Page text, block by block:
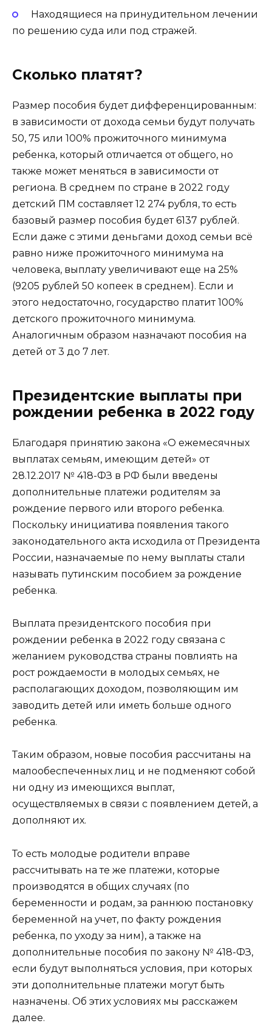
Находящиеся на принудительном лечении
по решению суда или под стражей.
Сколько платят?
Размер пособия будет дифференцированным:
в зависимости от дохода семьи будут получать
50, 75 или 100% прожиточного минимума
ребенка, который отличается от общего, но
также может меняться в зависимости от
региона. В среднем по стране в 2022 году
детский ПМ составляет 12 274 рубля, то есть
базовый размер пособия будет 6137 рублей.
Если даже с этими деньгами доход семьи всё
равно ниже прожиточного минимума на
человека, выплату увеличивают еще на 25%
(9205 рублей 50 копеек в среднем). Если и
этого недостаточно, государство платит 100%
детского прожиточного минимума.
Аналогичным образом назначают пособия на
детей от 3 до 7 лет.
Президентские выплаты при
рождении ребенка в 2022 году
Благодаря принятию закона «О ежемесячных
выплатах семьям, имеющим детей» от
28.12.2017 № 418-ФЗ в РФ были введены
дополнительные платежи родителям за
рождение первого или второго ребенка.
Поскольку инициатива появления такого
законодательного акта исходила от Президента
России, назначаемые по нему выплаты стали
называть путинским пособием за рождение
ребенка.
Выплата президентского пособия при
рождении ребенка в 2022 году связана с
желанием руководства страны повлиять на
рост рождаемости в молодых семьях, не
располагающих доходом, позволяющим им
заводить детей или иметь больше одного
ребенка.
Таким образом, новые пособия рассчитаны на
малообеспеченных лиц и не подменяют собой
ни одну из имеющихся выплат,
осуществляемых в связи с появлением детей, а
дополняют их.
То есть молодые родители вправе
рассчитывать на те же платежи, которые
производятся в общих случаях (по
беременности и родам, за раннюю постановку
беременной на учет, по факту рождения
ребенка, по уходу за ним), а также на
дополнительные пособия по закону № 418-ФЗ,
если будут выполняться условия, при которых
эти дополнительные платежи могут быть
назначены. Об этих условиях мы расскажем
далее.